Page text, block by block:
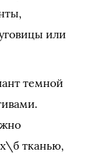
или
темной
тканью,